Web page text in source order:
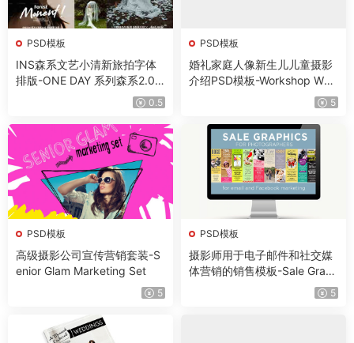
PSD模板
INS森系文艺小清新旅拍字体
排版-ONE DAY 系列森系2.0
0.5
PSD模板
婚礼家庭人像新生儿儿童摄影
介绍PSD模板-Workshop Wel
5
PSD模板
高级摄影公司宣传营销套装-S
enior Glam Marketing Set
5
PSD模板
摄影师用于电子邮件和社交媒
体营销的销售模板-Sale Grap
hics for Photographers for E
mail and Facebook Marketin
5